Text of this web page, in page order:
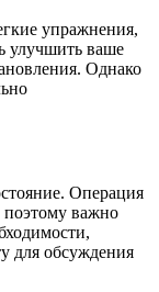
упражнения,
улучшить ваше
Однако
Операция
поэтому важно
для обсуждения